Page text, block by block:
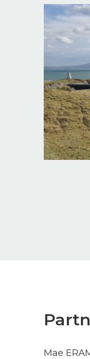
Image
Mae